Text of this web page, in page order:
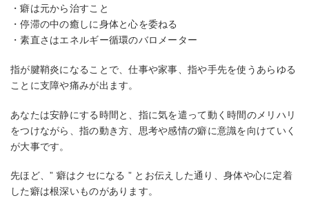
・癖は元から治すこと
・停滞の中の癒しに身体と心を委ねる
・素直さはエネルギー循環のバロメーター
指が腱鞘炎になることで、仕事や家事、指や手先を使うあらゆる
ことに支障や痛みが出ます。
あなたは安静にする時間と、指に気を遣って動く時間のメリハリ
をつけながら、指の動き方、思考や感情の癖に意識を向けていく
が大事です。
先ほど、” 癖はクセになる ” とお伝えした通り、身体や心に定着
した癖は根深いものがあります。